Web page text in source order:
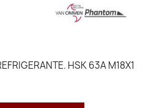
HSK 63A M18X1